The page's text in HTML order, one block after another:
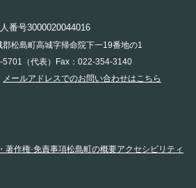
番号3000020044016
松島町高城字帰命院下一19番地の1
5701（代表）Fax：022-354-3140
メールアドレスでのお問い合わせはこちら
著作権·免責事項松島町の概要アクセシビリティ